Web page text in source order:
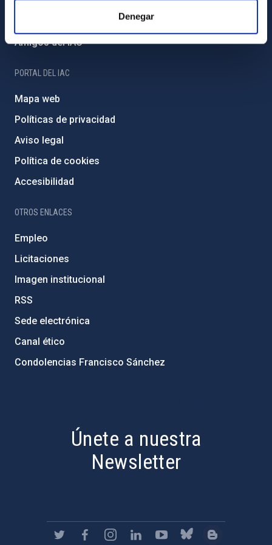
Denegar
Programa Severo Ochoa
Amigos del IAC
PORTAL DEL IAC
Mapa web
Políticas de privacidad
Aviso legal
Política de cookies
Accesibilidad
OTROS ENLACES
Empleo
Licitaciones
Imagen institucional
RSS
Sede electrónica
Canal ético
Condolencias Francisco Sánchez
Únete a nuestra
Newsletter